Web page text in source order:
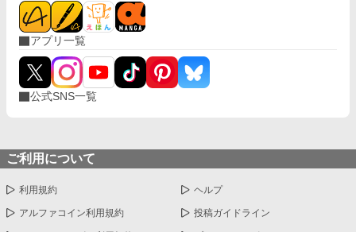
アプリ一覧
公式SNS一覧
ご利用について
利用規約 ヘルプ
アルファコイン利用規約 投稿ガイドライン